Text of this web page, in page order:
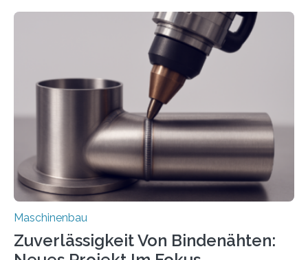
Teile als eine Einheit verpacken. Die Anordnung kann
der Benutzer vorgeben und erhält so mehr Kontrolle
über die Positionierung der Bauteile. Die ebenfalls neue
Automatisierungsschnittstelle dient dazu, die Software
besser in spezifische Unternehmensprozesse
einzubinden. Sankt Augustin – Zur Messe FACHPACK
vom 23. bis 25. September in Nürnberg…
Maschinenbau
Zuverlässigkeit Von Bindenähten: